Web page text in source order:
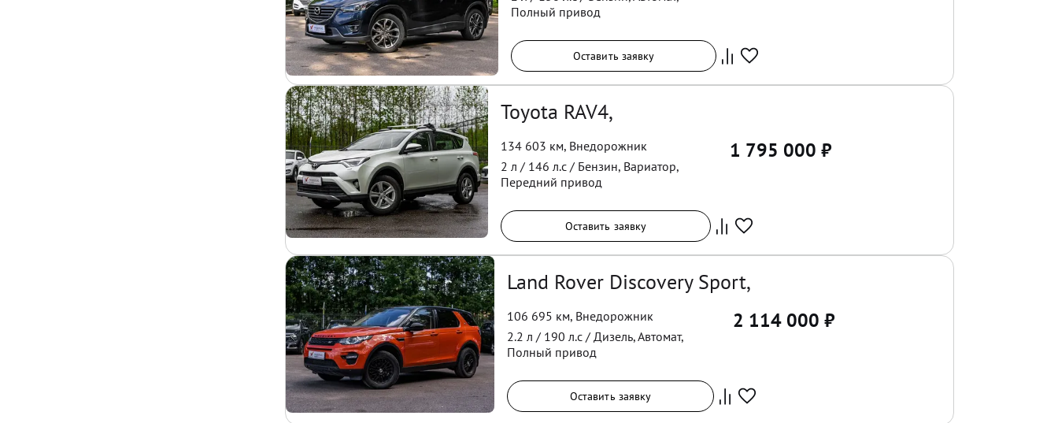
Полный привод
Оставить заявку
Toyota RAV4,
134 603 км, Внедорожник
2 л / 146 л.с / Бензин, Вариатор,
Передний привод
1 795 000 ₽
Оставить заявку
Land Rover Discovery Sport,
106 695 км, Внедорожник
2.2 л / 190 л.с / Дизель,Автомат,
Полный привод
2 114 000 ₽
Оставить заявку